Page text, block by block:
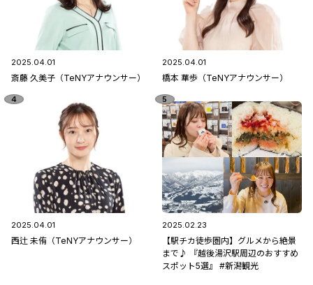
2025.04.01
斎藤 久美子（TeNYアナウンサー）
2025.04.01
橋本 華歩（TeNYアナウンサー）
2025.04.01
西辻 未侑（TeNYアナウンサー）
2025.02.23
【駅チカ徒歩圏内】グルメから絶景
まで♪ 『越後湯沢駅周辺のおすすめ
スポット5選』 #新潟観光